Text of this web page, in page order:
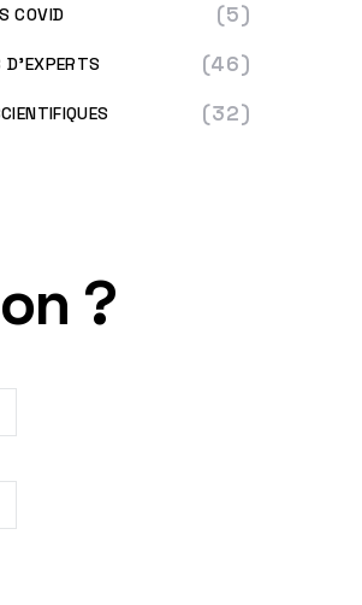
COVID (5)
D'EXPERTS (46)
(32)
?